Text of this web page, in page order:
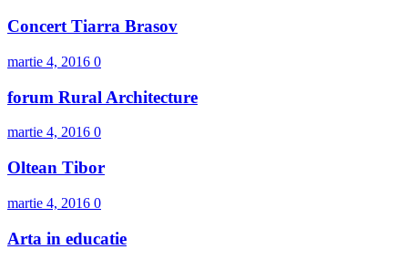
Concert Tiarra Brasov
martie 4, 2016 0
forum Rural Architecture
martie 4, 2016 0
Oltean Tibor
martie 4, 2016 0
Arta in educatie